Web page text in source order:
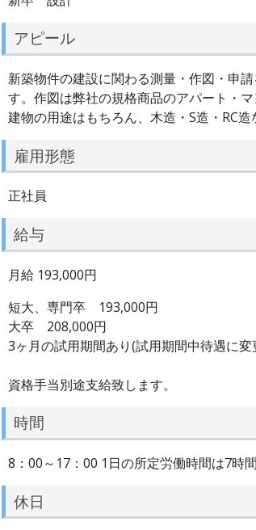
アピール
新築物件の建設に関わる測量・作図・申
す。作図は弊社の規格商品のアパート・
建物の用途はもちろん、木造・S造・RC
雇用形態
正社員
給与
月給 193,000円
短大、専門卒 193,000円
大卒 208,000円
3ヶ月の試用期間あり(試用期間中待遇に変
資格手当別途支給致します。
時間
8：00～17：00 1日の所定労働時間は7時
休日